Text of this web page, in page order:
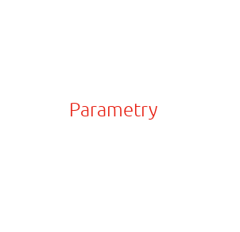
Parametry